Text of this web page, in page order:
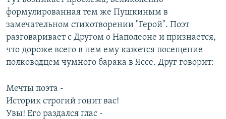
формулированная тем же Пушкиным в
замечательном стихотворении "Герой". Поэт
разговаривает с Другом о Наполеоне и признается,
что дороже всего в нем ему кажется посещение
полководцем чумного барака в Яссе. Друг говорит:
Мечты поэта -
Историк строгий гонит вас!
Увы! Его раздался глас -